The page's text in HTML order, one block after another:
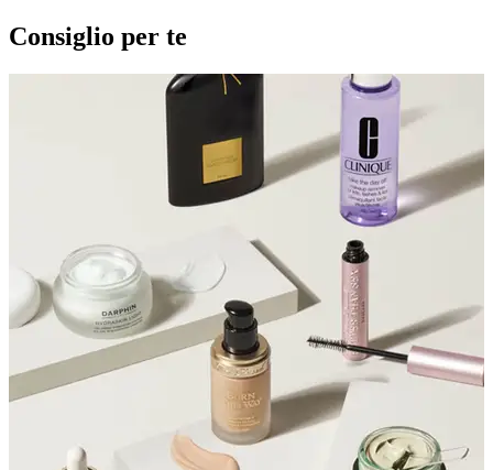
Consiglio per te